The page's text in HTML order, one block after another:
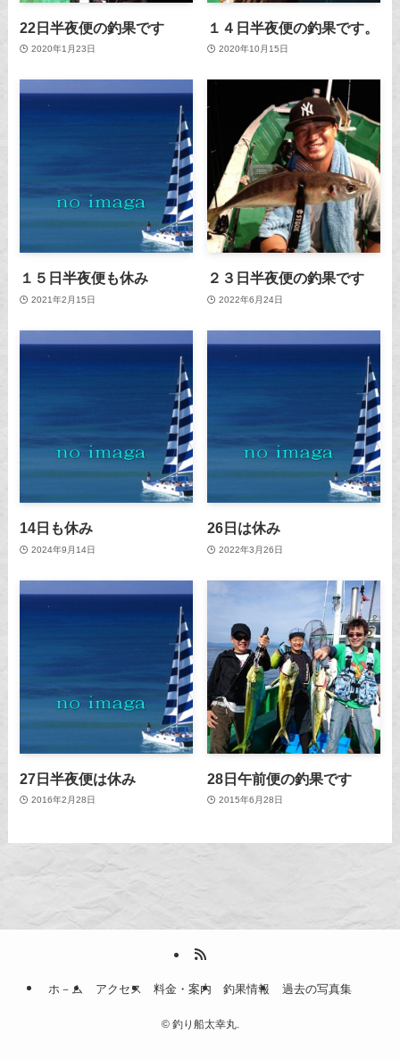
22日半夜便の釣果です
2020年1月23日
１４日半夜便の釣果です。
2020年10月15日
１５日半夜便も休み
2021年2月15日
２３日半夜便の釣果です
2022年6月24日
14日も休み
2024年9月14日
26日は休み
2022年3月26日
27日半夜便は休み
2016年2月28日
28日午前便の釣果です
2015年6月28日
ホ－ム アクセス 料金・案内 釣果情報 過去の写真集
©釣り船太幸丸.